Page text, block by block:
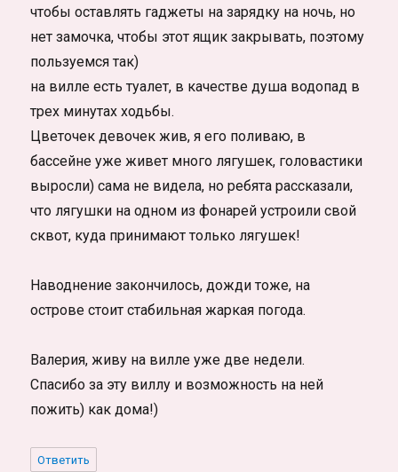
чтобы оставлять гаджеты на зарядку на ночь, но
нет замочка, чтобы этот ящик закрывать, поэтому
пользуемся так)
на вилле есть туалет, в качестве душа водопад в
трех минутах ходьбы.
Цветочек девочек жив, я его поливаю, в
бассейне уже живет много лягушек, головастики
выросли) сама не видела, но ребята рассказали,
что лягушки на одном из фонарей устроили свой
сквот, куда принимают только лягушек!
Наводнение закончилось, дожди тоже, на
острове стоит стабильная жаркая погода.
Валерия, живу на вилле уже две недели.
Спасибо за эту виллу и возможность на ней
пожить) как дома!)
Ответить